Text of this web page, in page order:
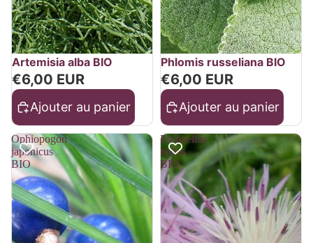
Artemisia alba BIO
€6,00 EUR
Ajouter au panier
Phlomis russeliana BIO
€6,00 EUR
Ajouter au panier
Ophiopogon
japonicus
BIO
Psephellus
bellus
BIO